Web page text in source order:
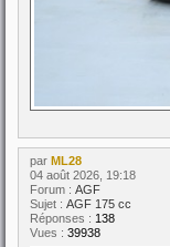
par ML28
04 août 2026, 19:18
Forum : AGF
Sujet : AGF 175 cc
Réponses : 138
Vues : 39938